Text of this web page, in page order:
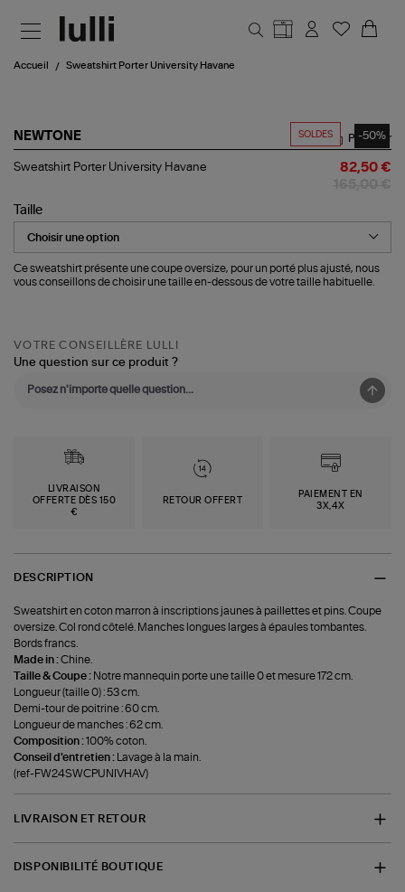
Accueil Sweatshirt Porter University Havane
SOLDES -50%
NEWTONE
Sweatshirt
Havane
Partager
Sweatshirt Porter University Havane 82,50 €
Taille
Ce sweatshirt présente une coupe oversize, pour un porté plus ajusté, nous
vous conseillons de choisir une taille en-dessous de votre taille habituelle.
VOTRE CONSEILLÈRE LULLI
Une question sur ce produit ?
LIVRAISON
OFFERTE DÈS 150
€
RETOUR OFFERT
PAIEMENT EN
3X,4X
DESCRIPTION
Sweatshirt en coton marron à inscriptions jaunes à paillettes et pins. Coupe
oversize. Col rond côtelé. Manches longues larges à épaules tombantes.
Bords francs.
Made in :Chine.
Taille & Coupe : Notre mannequin porte une taille 0 et mesure 172 cm.
Longueur (taille 0) : 53 cm.
Demi-tour de poitrine : 60 cm.
Longueur de manches : 62 cm.
Composition :100% coton.
Conseil d'entretien :
Lavage à la main.
(ref-FW24SWCPUNIVHAV)
LIVRAISON ET RETOUR
DISPONIBILITÉ BOUTIQUE